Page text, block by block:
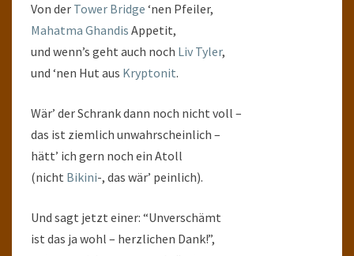
Von der Tower Bridge ‘nen Pfeiler,
Mahatma Ghandis Appetit,
und wenn’s geht auch noch Liv Tyler,
und ‘nen Hut aus Kryptonit.
Wär’ der Schrank dann noch nicht voll –
das ist ziemlich unwahrscheinlich –
hätt’ ich gern noch ein Atoll
(nicht Bikini-, das wär’ peinlich).
Und sagt jetzt einer: “Unverschämt
ist das ja wohl – herzlichen Dank!”,